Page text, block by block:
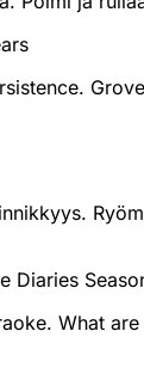
Diaries
What